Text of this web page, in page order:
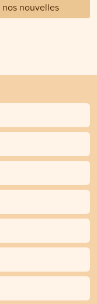
nos nouvelles